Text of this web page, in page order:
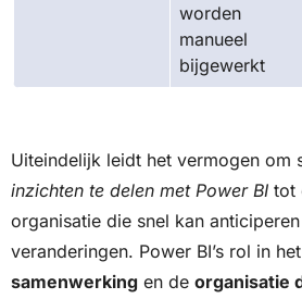
worden
manueel
bijgewerkt
Uiteindelijk leidt het vermogen om
inzichten te delen met Power BI tot
organisatie die snel kan
veranderingen. Power BI’s rol in het
samenwerking en de organisatie